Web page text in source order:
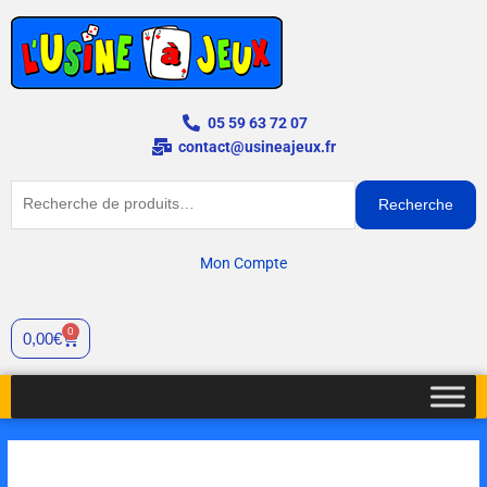
contenu
05 59 63 72 07
contact@usineajeux.fr
Recherche
Mon Compte
0,00€ 0
Cart